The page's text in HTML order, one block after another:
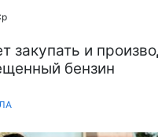
закупать и
бензин